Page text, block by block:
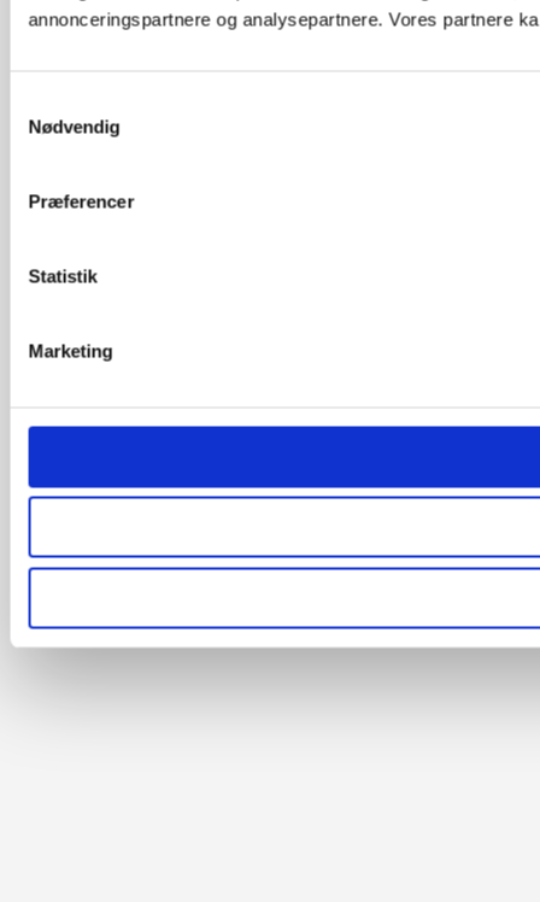
annonceringspartnere og analysepartnere. Vores partnere
Nødvendig
Præferencer
Statistik
Marketing